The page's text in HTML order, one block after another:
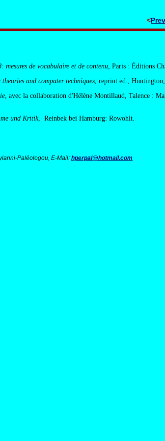
<
mesures de vocabulaire et de contenu, Paris : Éditions
and computer techniques, reprint ed.,
, avec la collaboration d'Hélène Montillaud, Talence :
und Kritik, Reinbek bei Hamburg: Rowohlt.
Paléologou, E-Mail: hperpal@hotmail.com